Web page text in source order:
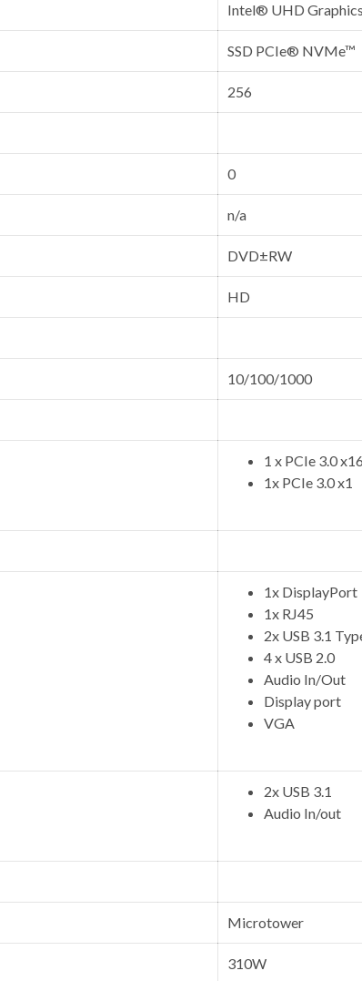
Intel® UHD
SSD PCIe® NVMe™
256
0
n/a
DVD±RW
HD
10/100/1000
1 x PCIe 3.0 x16
1x PCIe 3.0 x1
1x DisplayPort
1x RJ45
2x USB 3.1
4 x USB 2.0
Audio In/Out
Display port
VGA
2x USB 3.1
Audio In/out
Microtower
310W